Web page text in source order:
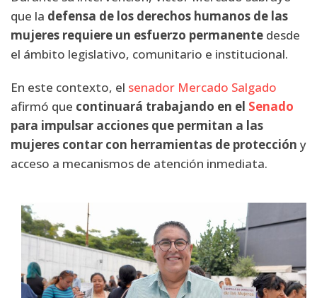
que la defensa de los derechos humanos de las
mujeres requiere un esfuerzo permanente desde
el ámbito legislativo, comunitario e institucional.
En este contexto, el senador Mercado Salgado
afirmó que continuará trabajando en el Senado
para impulsar acciones que permitan a las
mujeres contar con herramientas de protección y
acceso a mecanismos de atención inmediata.